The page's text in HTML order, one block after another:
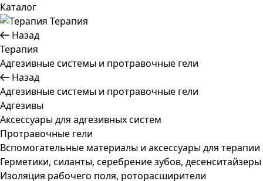
Каталог
Терапия
Назад
Терапия
Адгезивные системы и протравочные гели
Назад
Адгезивные системы и протравочные гели
Адгезивы
Аксессуары для адгезивных систем
Протравочные гели
Вспомогательные материалы и аксессуары для терапии
Герметики, силанты, серебрение зубов, десенситайзеры
Изоляция рабочего поля, роторасширители